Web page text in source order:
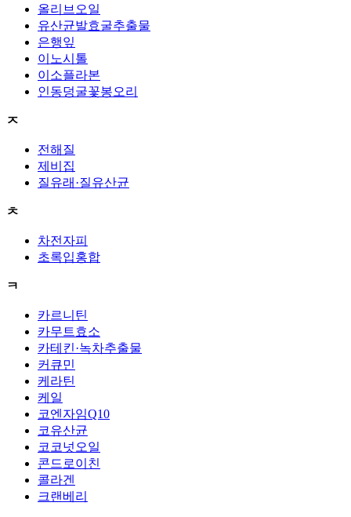
올리브오일
유산균발효굴추출물
은행잎
이노시톨
이소플라본
인동덩굴꽃봉오리
ㅈ
전해질
제비집
질유래·질유산균
ㅊ
차전자피
초록입홍합
ㅋ
카르니틴
카무트효소
카테킨·녹차추출물
커큐민
케라틴
케일
코엔자임Q10
코유산균
코코넛오일
콘드로이친
콜라겐
크랜베리